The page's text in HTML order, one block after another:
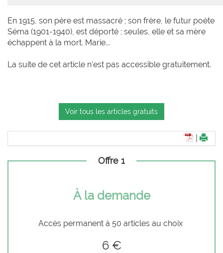
En 1915, son père est massacré ; son frère, le futur poète
Séma (1901-1940), est déporté ; seules, elle et sa mère
échappent à la mort. Marie...
La suite de cet article n'est pas accessible gratuitement.
Voir tous les articles gratuits
Offre 1
À la demande
Accès permanent à 50 articles au choix
6 €